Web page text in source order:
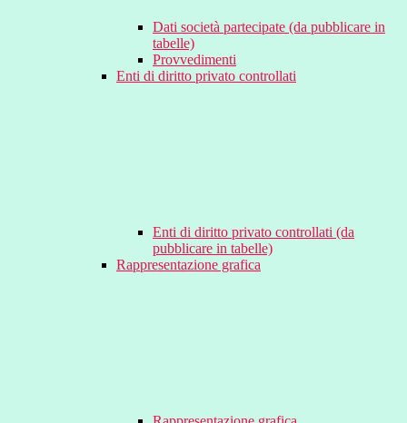
Dati società partecipate (da pubblicare in
tabelle)
Provvedimenti
Enti di diritto privato controllati
Enti di diritto privato controllati (da
pubblicare in tabelle)
Rappresentazione grafica